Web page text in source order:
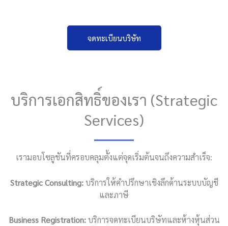
จดทะเบียนบริษัท
บริการเอกสิทธิ์ของเรา (Strategic
Services)
เรามอบโซลูชันที่ครอบคลุมตั้งแต่จุดเริ่มต้นจนถึงความสำเร็จ:
Strategic Consulting:บริการให้คำปรึกษาเชิงลึกด้านระบบบัญชี
และภาษี
Business Registration:บริการจดทะเบียนบริษัทและห้างหุ้นส่วน